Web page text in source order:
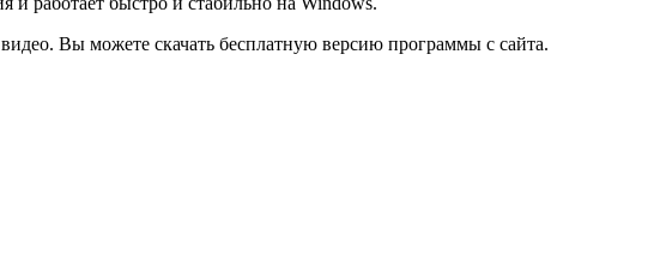
Вы можете скачать бесплатную версию программы с сайта.